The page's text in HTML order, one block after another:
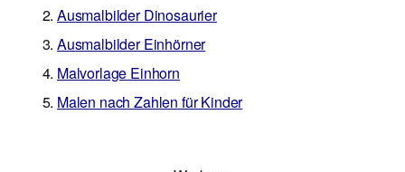
Ausmalbilder Dinosaurier
Ausmalbilder Einhörner
Malvorlage Einhorn
Malen nach Zahlen für Kinder